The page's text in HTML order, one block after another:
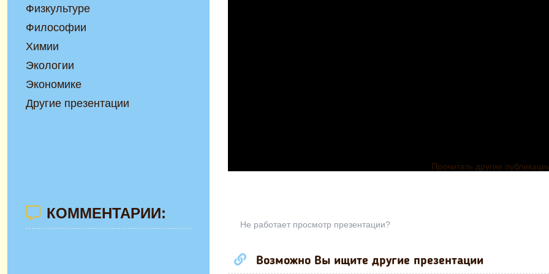
Прочитать другие
Не работает просмотр презентации?
Возможно Вы ищите другие презентации
Физкультуре
Философии
Химии
Экологии
Экономике
Другие презентации
КОММЕНТАРИИ: